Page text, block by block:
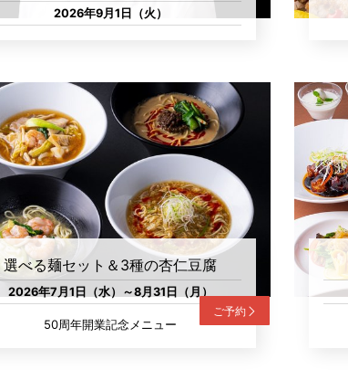
2026年9月1日（火）
選べる麺セット＆3種の杏仁豆腐
2026年7月1日（水）～8月31日（月）
50周年開業記念メニュー
ご予約